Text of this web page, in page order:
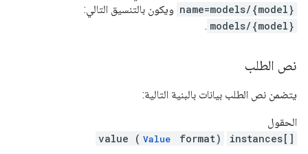
name=models/{model} ويكون بالتنسيق التالي:
models/{model}
.
نص الطلب
يتضمن نص الطلب بيانات بالبنية التالية:
الحقول
instances[]
value ( Value format)